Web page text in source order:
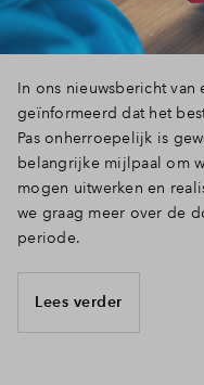
In ons nieuwsbericht
geïnformeerd dat het
Pas onherroepelijk is
belangrijke mijlpaal om
mogen uitwerken en
we graag meer over de
periode.
Lees verder